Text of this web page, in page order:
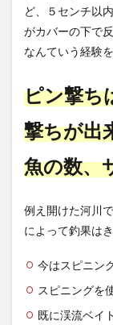
ど、５センチ以
がカバーの下で
なんていう経験
ピン撃ち
撃ちが出
魚の数、
例え開けた河川
によって釣果は
今はスピニン
スピニングを
既に渓流ベイ